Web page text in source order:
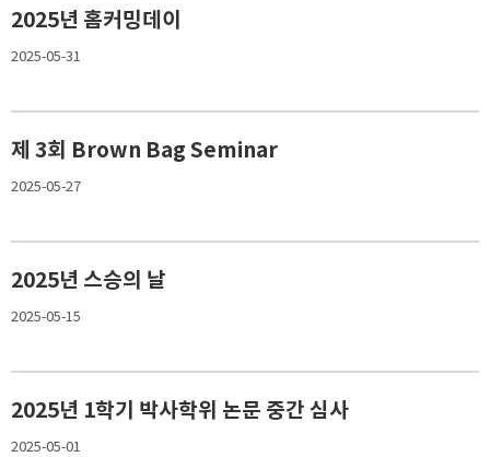
2025년 홈커밍데이
2025-05-31
제 3회 Brown Bag Seminar
2025-05-27
2025년 스승의 날
2025-05-15
2025년 1학기 박사학위 논문 중간 심사
2025-05-01